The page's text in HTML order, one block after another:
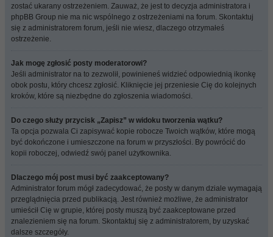
zostać ukarany ostrzeżeniem. Zauważ, że jest to decyzja administratora i
phpBB Group nie ma nic wspólnego z ostrzeżeniami na forum. Skontaktuj
się z administratorem forum, jeśli nie wiesz, dlaczego otrzymałeś
ostrzeżenie.
Jak mogę zgłosić posty moderatorowi?
Jeśli administrator na to zezwolił, powinieneś widzieć odpowiednią ikonkę
obok postu, który chcesz zgłosić. Kliknięcie jej przeniesie Cię do kolejnych
kroków, które są niezbędne do zgłoszenia wiadomości.
Do czego służy przycisk „Zapisz” w widoku tworzenia wątku?
Ta opcja pozwala Ci zapisywać kopie robocze Twoich wątków, które mogą
być dokończone i umieszczone na forum w przyszłości. By powrócić do
kopii roboczej, odwiedź swój panel użytkownika.
Dlaczego mój post musi być zaakceptowany?
Administrator forum mógł zadecydować, że posty w danym dziale wymagają
przeglądnięcia przed publikacją. Jest również możliwe, że administrator
umieścił Cię w grupie, której posty muszą być zaakceptowane przed
znalezieniem się na forum. Skontaktuj się z administratorem, by uzyskać
dalsze szczegóły.